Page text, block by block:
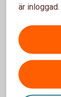
Har du
är inloggad.